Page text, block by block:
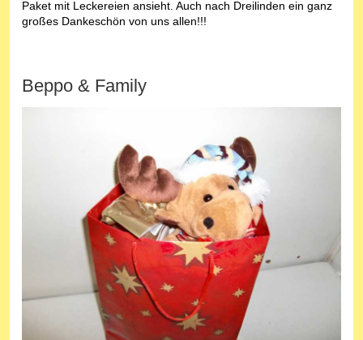
Paket mit Leckereien ansieht. Auch nach Dreilinden ein ganz
großes Dankeschön von uns allen!!!
Beppo & Family